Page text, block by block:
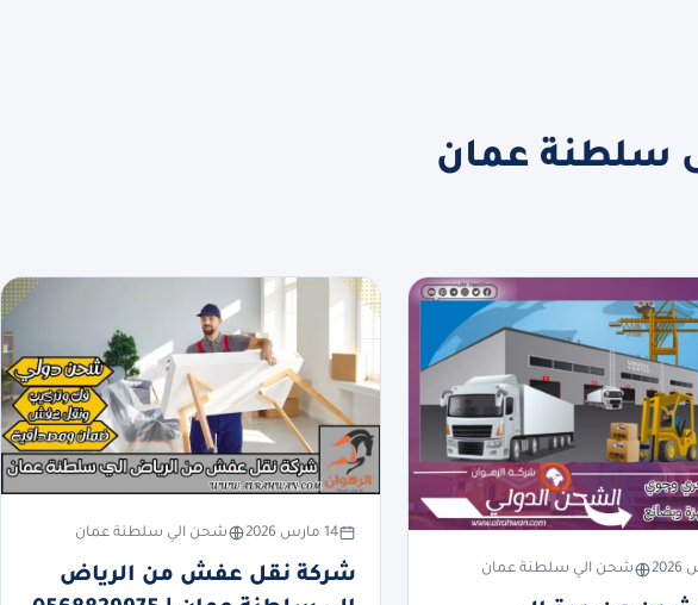
سلطنة عمان
شحن الي سلطنة عمان
14 مارس 2026 شحن الي سلطنة عمان
شركة نقل عفش من الرياض